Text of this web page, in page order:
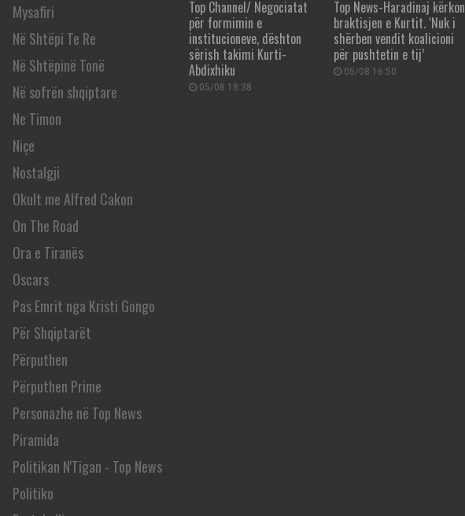
Mysafiri
Në Shtëpi Te Re
Në Shtëpinë Tonë
Në sofrën shqiptare
Ne Timon
Niçe
Nostalgji
Okult me Alfred Cakon
On The Road
Ora e Tiranës
Oscars
Pas Emrit nga Kristi Gongo
Për Shqiptarët
Përputhen
Përputhen Prime
Personazhe në Top News
Piramida
Politikan N'Tigan - Top News
Politiko
Top Channel/ Negociatat
për formimin e
institucioneve, dështon
sërish takimi Kurti-
Abdixhiku
05/08 18:38
Top News-Haradinaj kërkon
braktisjen e Kurtit. ‘Nuk i
shërben vendit koalicioni
për pushtetin e tij’
05/08 16:50